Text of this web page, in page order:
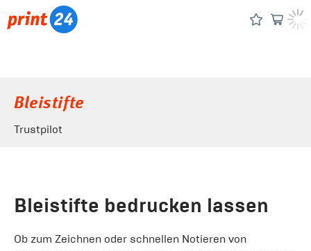
Bleistifte
Trustpilot
Bleistifte bedrucken lassen
Ob zum Zeichnen oder schnellen Notieren von